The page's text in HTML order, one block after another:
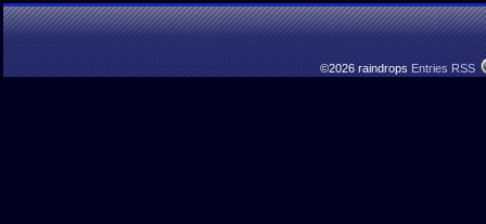
©2026 raindrops Entries RSS